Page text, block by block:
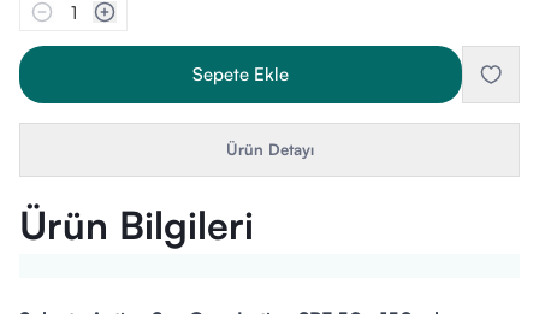
1
Sepete Ekle
Ürün Detayı
Ürün Bilgileri